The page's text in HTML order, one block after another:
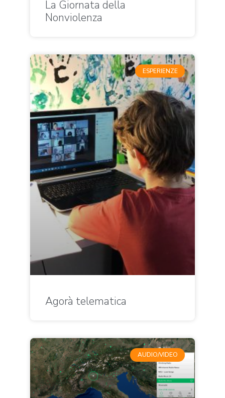
La Giornata della
Nonviolenza
ESPERIENZE
Agorà telematica
AUDIO/VIDEO